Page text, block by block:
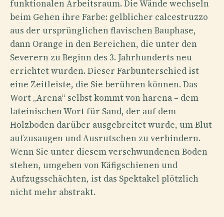
funktionalen Arbeitsraum. Die Wände wechseln
beim Gehen ihre Farbe: gelblicher calcestruzzo
aus der ursprünglichen flavischen Bauphase,
dann Orange in den Bereichen, die unter den
Severern zu Beginn des 3. Jahrhunderts neu
errichtet wurden. Dieser Farbunterschied ist
eine Zeitleiste, die Sie berühren können. Das
Wort „Arena“ selbst kommt von harena – dem
lateinischen Wort für Sand, der auf dem
Holzboden darüber ausgebreitet wurde, um Blut
aufzusaugen und Ausrutschen zu verhindern.
Wenn Sie unter diesem verschwundenen Boden
stehen, umgeben von Käfigschienen und
Aufzugsschächten, ist das Spektakel plötzlich
nicht mehr abstrakt.